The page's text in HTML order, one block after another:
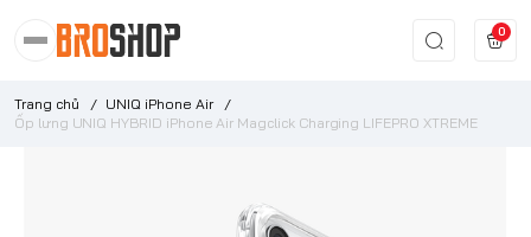
0
Trang chủ / UNIQ iPhone Air
/
Ốp lưng UNIQ HYBRID iPhone Air Magclick Charging LIFEPRO XTREME